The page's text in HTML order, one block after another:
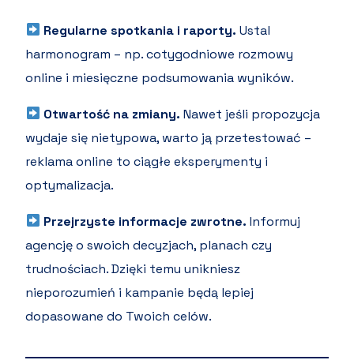
Regularne spotkania i raporty. Ustal
harmonogram – np. cotygodniowe rozmowy
online i miesięczne podsumowania wyników.
Otwartość na zmiany. Nawet jeśli propozycja
wydaje się nietypowa, warto ją przetestować –
reklama online to ciągłe eksperymenty i
optymalizacja.
Przejrzyste informacje zwrotne. Informuj
agencję o swoich decyzjach, planach czy
trudnościach. Dzięki temu unikniesz
nieporozumień i kampanie będą lepiej
dopasowane do Twoich celów.